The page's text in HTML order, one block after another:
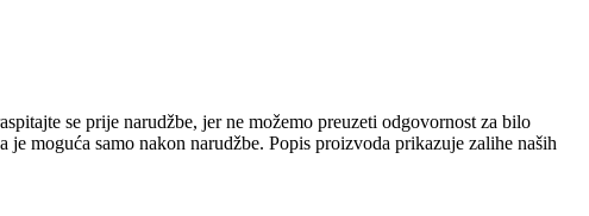
se prije narudžbe, jer ne možemo preuzeti odgovornost za bilo
moguća samo nakon narudžbe. Popis proizvoda prikazuje zalihe naših